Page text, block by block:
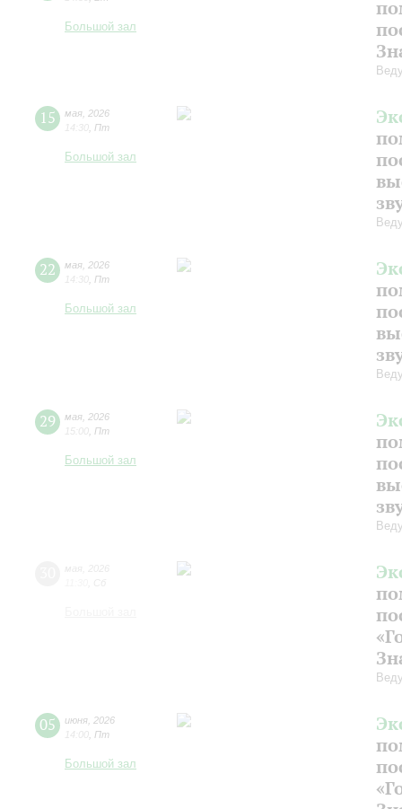
Большой зал
15 мая 2026
14:30 Пт
Большой зал
22 мая 2026
14:30 Пт
Большой зал
29 мая 2026
15:00 Пт
Большой зал
05 июня 2026
14:00 Пт
Большой зал